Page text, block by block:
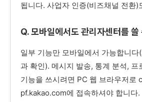
됩니다. 사업자 인증(비즈채널 전환)
Q. 모바일에서도 관리자센터를 쓸
일부 기능만 모바일에서 가능합니다
과 확인). 메시지 발송, 통계 분석, 프
기능을 쓰시려면 PC 웹 브라우저로
pf.kakao.com에 접속하셔야 합니다.